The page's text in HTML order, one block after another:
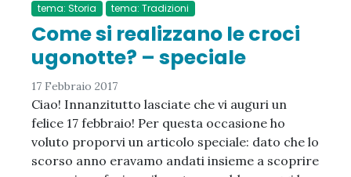
tema: Storia
tema: Tradizioni
Come si realizzano le croci
ugonotte? – speciale
17 Febbraio 2017
Ciao! Innanzitutto lasciate che vi auguri un
felice 17 febbraio! Per questa occasione ho
voluto proporvi un articolo speciale: dato che lo
scorso anno eravamo andati insieme a scoprire